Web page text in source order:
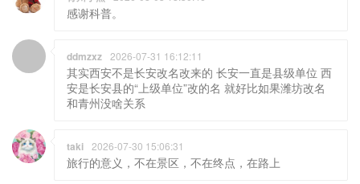
感谢科普。
ddmzxz 2026-07-31 16:12:11
其实西安不是长安改名改来的 长安一直是县级单位 西
安是长安县的“上级单位”改的名 就好比如果潍坊改名
和青州没啥关系
taki 2026-07-30 15:06:31
旅行的意义，不在景区，不在终点，在路上